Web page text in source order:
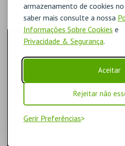
armazenamento de cookies
saber mais consulte a nossa
Informações Sobre Cookies e
Privacidade & Segurança.
Aceitar
Rejeitar não
Gerir Preferências
CINE-TEATRO DE
ALCOBAÇA
MAIS INFO
COMPRAR
LOCALIZAÇÃO
MORADA
2461-501 Alcobaça
N: 39º33'08"